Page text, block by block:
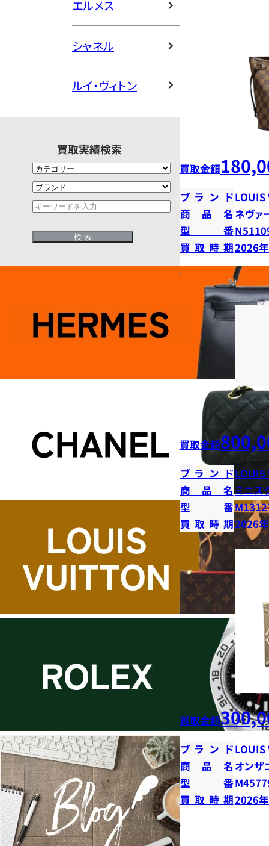
エルメス
シャネル
ルイ・ヴィトン
買取実績検索
買取金額
ブランドLOUIS
商品名 ネヴァ
型番
買取時期2026
買取金額
ブランドLOUIS
商品名 ミニス
型番
買取時期2026
買取金額
ブランドLOUIS
商品名 オンザ
型番
買取時期2026